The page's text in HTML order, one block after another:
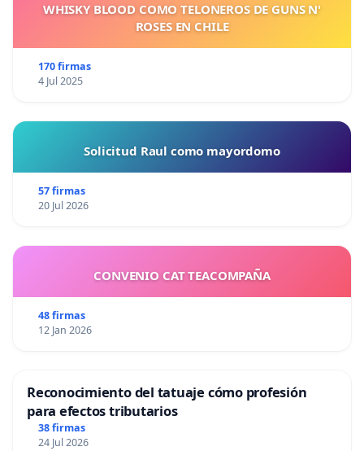
WHISKY BLOOD COMO TELONEROS DE GUNS N'
ROSES EN CHILE
170 firmas
4 Jul 2025
Solicitud Raul como mayordomo
57 firmas
20 Jul 2026
CONVENIO CAT TEACOMPAÑA
48 firmas
12 Jan 2026
Reconocimiento del tatuaje cómo profesión
para efectos tributarios
38 firmas
24 Jul 2026